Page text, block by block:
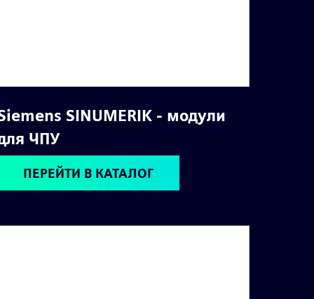
SINUMERIK - модули
ЧПУ
ПЕРЕЙТИ В КАТАЛОГ